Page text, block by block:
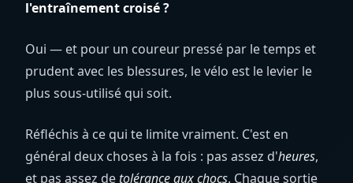
l'entraînement croisé ?
Oui — et pour un coureur pressé par le temps et
prudent avec les blessures, le vélo est le levier le
plus sous-utilisé qui soit.
Réfléchis à ce qui te limite vraiment. C'est en
général deux choses à la fois : pas assez d'heures,
et pas assez detolérance aux chocs. Chaque sortie